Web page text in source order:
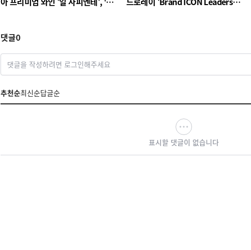
댓글0
댓글을 작성하려면 로그인해주세요
추천순최신순답글순
표시할 댓글이 없습니다